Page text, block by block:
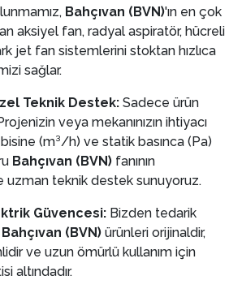
Bahçıvan (BVN)'ın en çok
aksiyel fan, radyal aspiratör, hücreli
jet fan sistemlerini stoktan hızlıca
sağlar.
Teknik Destek: Sadece ürün
veya mekanınızın ihtiyacı
(m³/h) ve statik basınca (Pa)
Bahçıvan (BVN) fanının
uzman teknik destek sunuyoruz.
Güvencesi: Bizden tedarik
Bahçıvan (BVN) ürünleri orijinaldir,
ve uzun ömürlü kullanım için
altındadır.